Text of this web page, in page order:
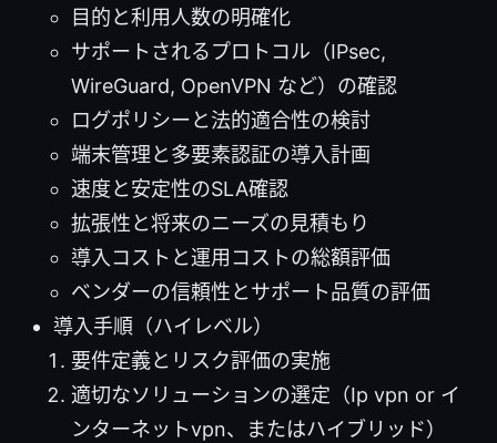
目的と利用人数の明確化
サポートされるプロトコル（IPsec,
WireGuard, OpenVPN など）の確認
ログポリシーと法的適合性の検討
端末管理と多要素認証の導入計画
速度と安定性のSLA確認
拡張性と将来のニーズの見積もり
導入コストと運用コストの総額評価
ベンダーの信頼性とサポート品質の評価
導入手順（ハイレベル）
要件定義とリスク評価の実施
適切なソリューションの選定（Ip vpn or イ
ンターネットvpn、またはハイブリッド）